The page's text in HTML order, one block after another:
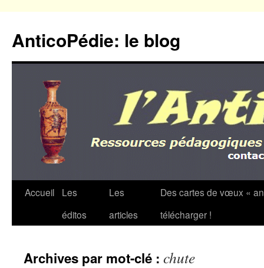
contenu
AnticoPédie: le blog
Accueil
Les
éditos
Les
articles
Des cartes de vœux «
télécharger !
Archives par mot-clé : chute